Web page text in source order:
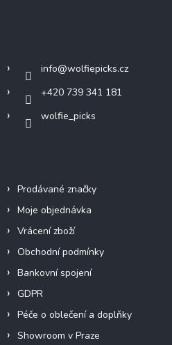
info@wolfiepicks.cz
+420 739 341 181
wolfie_picks
Prodávané značky
Moje objednávka
Vrácení zboží
Obchodní podmínky
Bankovní spojení
GDPR
Péče o oblečení a doplňky
Showroom v Praze